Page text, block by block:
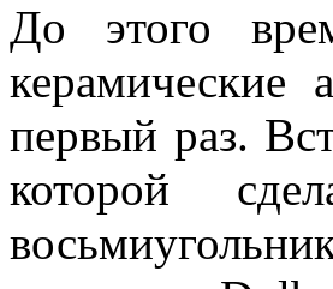
До этого
керамические
первый раз.
которой